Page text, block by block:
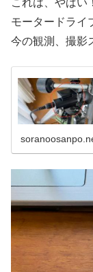
これは、やばい！
モータードライ
今の観測、撮影